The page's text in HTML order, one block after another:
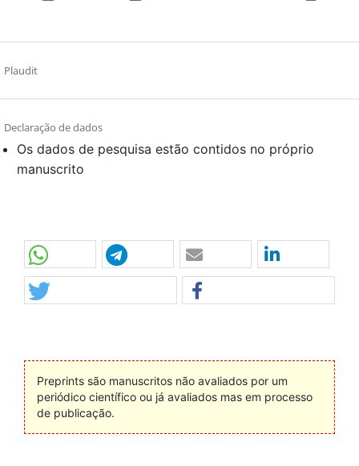
Plaudit
Declaração de dados
Os dados de pesquisa estão contidos no próprio
manuscrito
Preprints são manuscritos não avaliados por um
periódico científico ou já avaliados mas em processo
de publicação.